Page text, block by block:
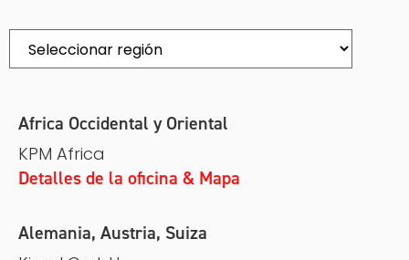
Africa Occidental y Oriental
KPM Africa
Detalles de la oficina & Mapa
Alemania, Austria, Suiza